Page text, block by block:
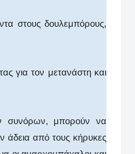
στους δουλεμπόρους,
για τον μετανάστη και
συνόρων, μπορούν να
άδεια από τους κήρυκες